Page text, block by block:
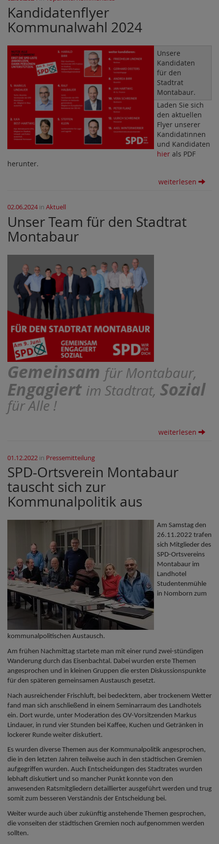
Kandidatenflyer
Kommunalwahl 2024
Unsere
Kandidaten
für den
Stadtrat
Montabaur.
Laden Sie sich
den aktuellen
Flyer unserer
Kandidatinnen
und Kandidaten
hier als PDF
herunter.
weiterlesen
02.06.2024 in Aktuell
Unser Team für den Stadtrat
Montabaur
Gemeinsam für Montabaur,
Engagiert im Stadtrat, Sozial
für Alle !
weiterlesen
01.12.2022 in Pressemitteilung
SPD-Ortsverein Montabaur
tauscht sich zur
Kommunalpolitik aus
Am Samstag den
26.11.2022 trafen
sich Mitglieder des
SPD-Ortsvereins
Montabaur im
Landhotel
Studentenmühle
in Nomborn zum
kommunalpolitischen Austausch.
Am frühen Nachmittag startete man mit einer rund zwei-stündigen
Wanderung durch das Eisenbachtal. Dabei wurden erste Themen
angesprochen und in kleinen Gruppen die ersten Diskussionspunkte
für den späteren gemeinsamen Austausch gesetzt.
Nach ausreichender Frischluft, bei bedecktem, aber trockenem Wetter
fand man sich anschließend in einem Seminarraum des Landhotels
ein. Dort wurde, unter Moderation des OV-Vorsitzenden Markus
Lindauer, in rund vier Stunden bei Kaffee, Kuchen und Getränken in
lockerer Runde weiter diskutiert.
Es wurden diverse Themen aus der Kommunalpolitik angesprochen,
die in den letzten Jahren teilweise auch in den städtischen Gremien
aufgegriffen wurden. Auch Entscheidungen des Stadtrates wurden
lebhaft diskutiert und so mancher Punkt konnte von den
anwesenden Ratsmitgliedern detaillierter ausgeführt werden und trug
somit zum besseren Verständnis der Entscheidung bei.
Weiter wurde auch über zukünftig anstehende Themen gesprochen,
die vonseiten der städtischen Gremien noch aufgenommen werden
sollten.